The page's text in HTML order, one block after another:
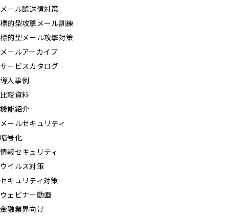
メール誤送信対策
標的型攻撃メール訓練
標的型メール攻撃対策
メールアーカイブ
サービスカタログ
導入事例
比較資料
機能紹介
メールセキュリティ
暗号化
情報セキュリティ
ウイルス対策
セキュリティ対策
ウェビナー動画
金融業界向け